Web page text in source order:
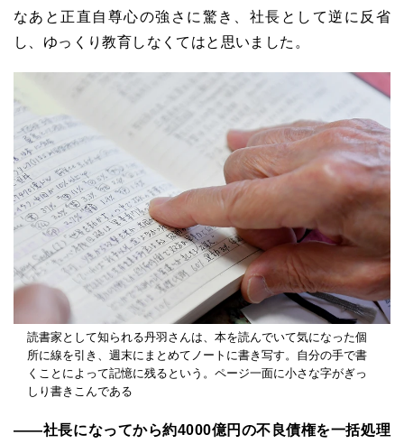
なあと正直自尊心の強さに驚き、社長として逆に反省
し、ゆっくり教育しなくてはと思いました。
読書家として知られる丹羽さんは、本を読んでいて気になった個
所に線を引き、週末にまとめてノートに書き写す。自分の手で書
くことによって記憶に残るという。ページ一面に小さな字がぎっ
しり書きこんである
――社長になってから約4000億円の不良債権を一括処理